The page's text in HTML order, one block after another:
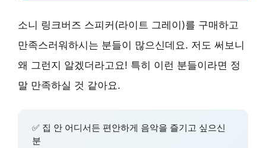
소니 링크버즈 스피커(라이트 그레이)를 구매하고
만족스러워하시는 분들이 많으신데요. 저도 써보니
왜 그런지 알겠더라고요! 특히 이런 분들이라면 정
말 만족하실 것 같아요.
✅ 집 안 어디서든 편안하게 음악을 즐기고 싶으신
분